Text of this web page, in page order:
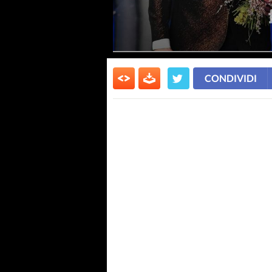
CONDIVIDI